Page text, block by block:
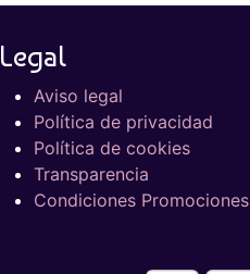
Legal
Aviso legal
Política de privacidad
Política de cookies
Transparencia
Condiciones Promociones